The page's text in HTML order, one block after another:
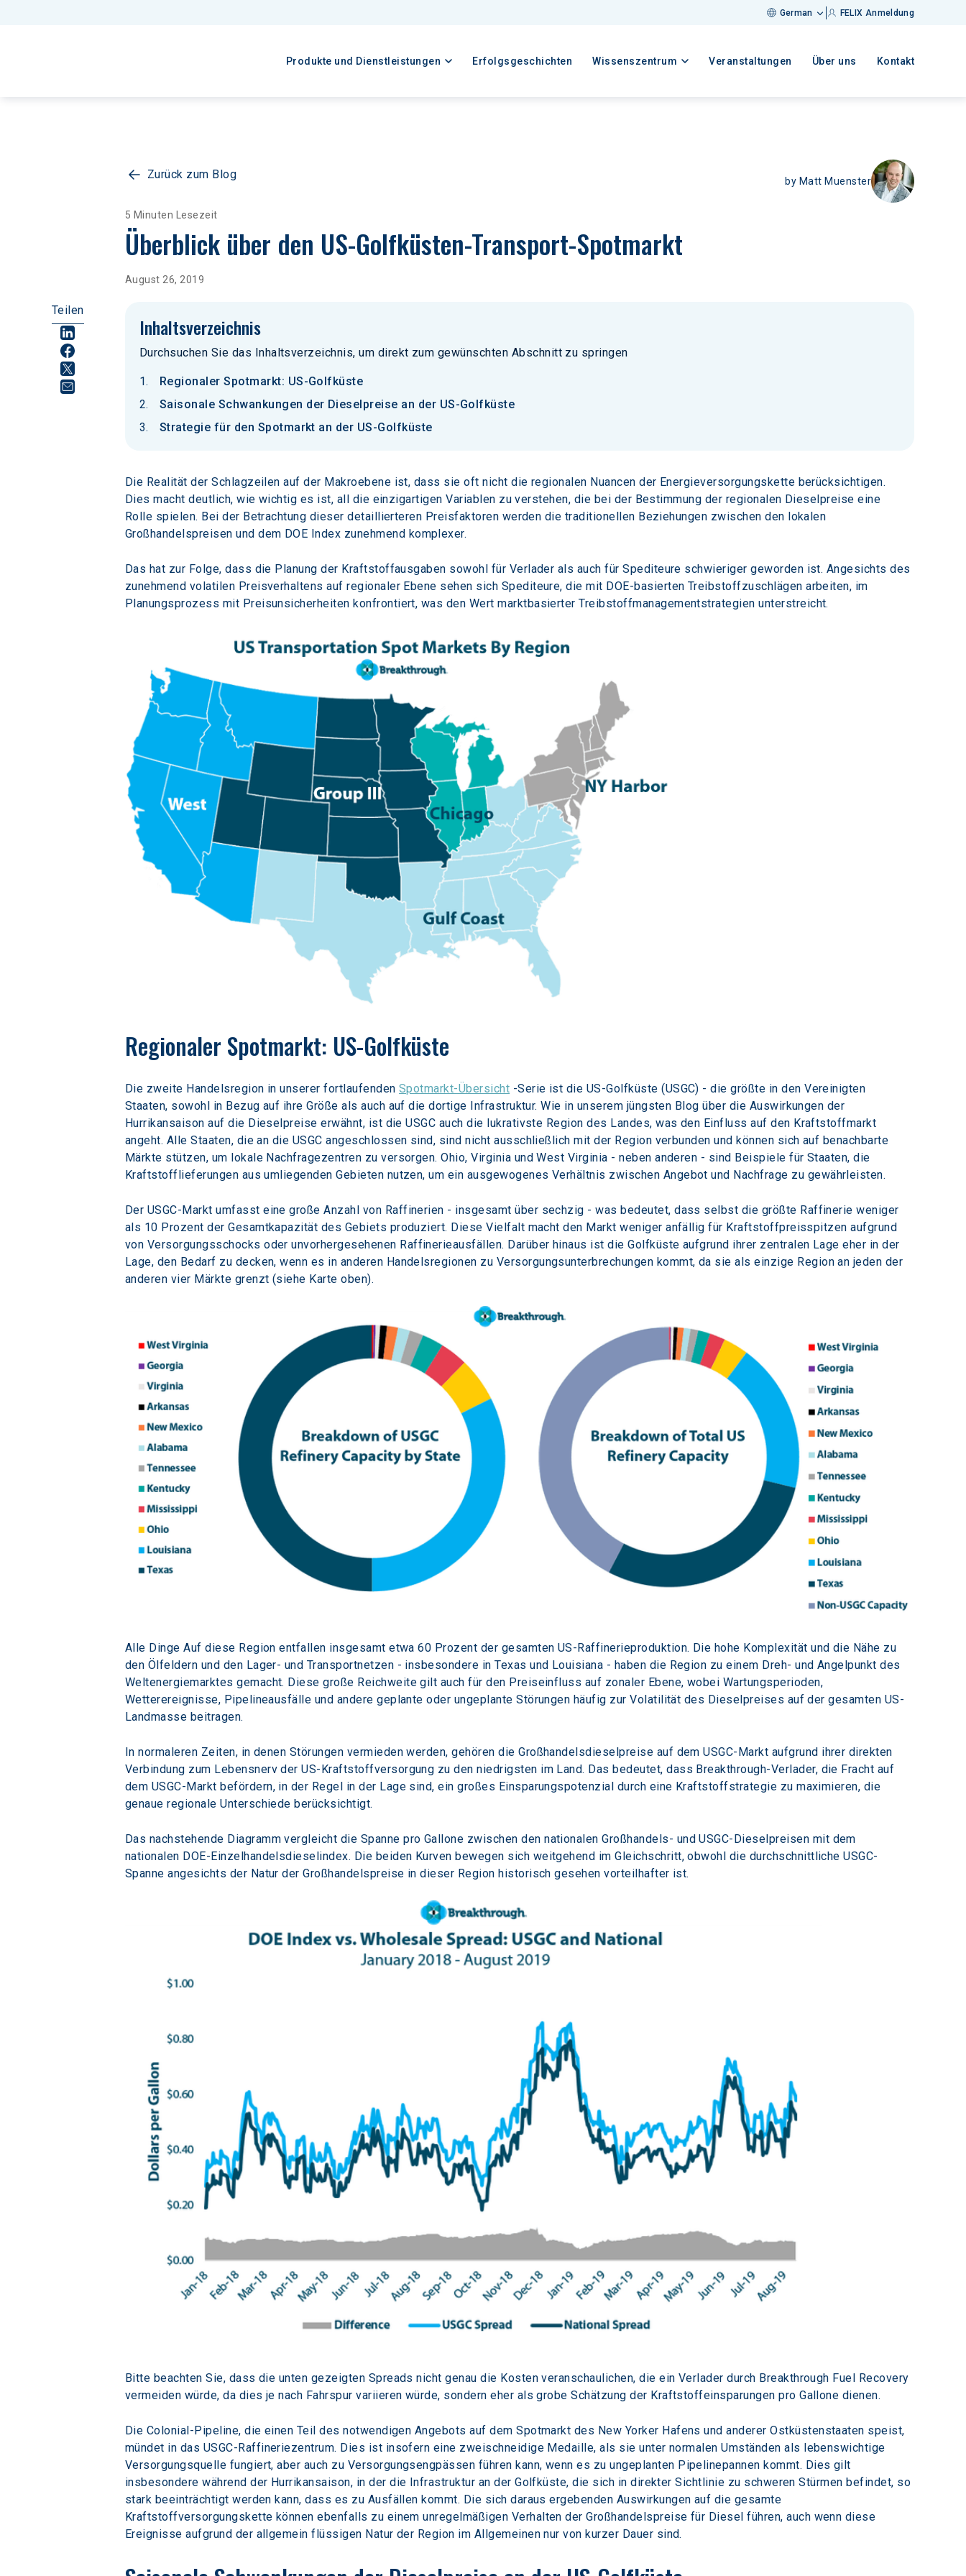
German FELIX Anmeldung
Produkte und Dienstleistungen Erfolgsgeschichten Wissenszentrum Veranstaltungen Über uns Kontakt
Zurück zum Blog by Matt Muenster
5 Minuten Lesezeit
Überblick über den US-Golfküsten-Transport-Spotmarkt
August 26, 2019
Teilen
Inhaltsverzeichnis
Durchsuchen Sie das Inhaltsverzeichnis, um direkt zum gewünschten Abschnitt zu springen
Regionaler Spotmarkt: US-Golfküste
Saisonale Schwankungen der Dieselpreise an der US-Golfküste
Strategie für den Spotmarkt an der US-Golfküste
Die Realität der Schlagzeilen auf der Makroebene ist, dass sie oft nicht die regionalen Nuancen der Energieversorgungskette berücksichtigen.
Dies macht deutlich, wie wichtig es ist, all die einzigartigen Variablen zu verstehen, die bei der Bestimmung der regionalen Dieselpreise eine
Rolle spielen. Bei der Betrachtung dieser detaillierteren Preisfaktoren werden die traditionellen Beziehungen zwischen den lokalen
Großhandelspreisen und dem DOE Index zunehmend komplexer.
Das hat zur Folge, dass die Planung der Kraftstoffausgaben sowohl für Verlader als auch für Spediteure schwieriger geworden ist. Angesichts des
zunehmend volatilen Preisverhaltens auf regionaler Ebene sehen sich Spediteure, die mit DOE-basierten Treibstoffzuschlägen arbeiten, im
Planungsprozess mit Preisunsicherheiten konfrontiert, was den Wert marktbasierter Treibstoffmanagementstrategien unterstreicht.
Regionaler Spotmarkt: US-Golfküste
Die zweite Handelsregion in unserer fortlaufenden Spotmarkt-Übersicht -Serie ist die US-Golfküste (USGC) - die größte in den Vereinigten
Staaten, sowohl in Bezug auf ihre Größe als auch auf die dortige Infrastruktur. Wie in unserem jüngsten Blog über die Auswirkungen der
Hurrikansaison auf die Dieselpreise erwähnt, ist die USGC auch die lukrativste Region des Landes, was den Einfluss auf den Kraftstoffmarkt
angeht. Alle Staaten, die an die USGC angeschlossen sind, sind nicht ausschließlich mit der Region verbunden und können sich auf benachbarte
Märkte stützen, um lokale Nachfragezentren zu versorgen. Ohio, Virginia und West Virginia - neben anderen - sind Beispiele für Staaten, die
Kraftstofflieferungen aus umliegenden Gebieten nutzen, um ein ausgewogenes Verhältnis zwischen Angebot und Nachfrage zu gewährleisten.
Der USGC-Markt umfasst eine große Anzahl von Raffinerien - insgesamt über sechzig - was bedeutet, dass selbst die größte Raffinerie weniger
als 10 Prozent der Gesamtkapazität des Gebiets produziert. Diese Vielfalt macht den Markt weniger anfällig für Kraftstoffpreisspitzen aufgrund
von Versorgungsschocks oder unvorhergesehenen Raffinerieausfällen. Darüber hinaus ist die Golfküste aufgrund ihrer zentralen Lage eher in der
Lage, den Bedarf zu decken, wenn es in anderen Handelsregionen zu Versorgungsunterbrechungen kommt, da sie als einzige Region an jeden der
anderen vier Märkte grenzt (siehe Karte oben).
Alle Dinge Auf diese Region entfallen insgesamt etwa 60 Prozent der gesamten US-Raffinerieproduktion. Die hohe Komplexität und die Nähe zu
den Ölfeldern und den Lager- und Transportnetzen - insbesondere in Texas und Louisiana - haben die Region zu einem Dreh- und Angelpunkt des
Weltenergiemarktes gemacht. Diese große Reichweite gilt auch für den Preiseinfluss auf zonaler Ebene, wobei Wartungsperioden,
Wetterereignisse, Pipelineausfälle und andere geplante oder ungeplante Störungen häufig zur Volatilität des Dieselpreises auf der gesamten US-
Landmasse beitragen.
In normaleren Zeiten, in denen Störungen vermieden werden, gehören die Großhandelsdieselpreise auf dem USGC-Markt aufgrund ihrer direkten
Verbindung zum Lebensnerv der US-Kraftstoffversorgung zu den niedrigsten im Land. Das bedeutet, dass Breakthrough-Verlader, die Fracht auf
dem USGC-Markt befördern, in der Regel in der Lage sind, ein großes Einsparungspotenzial durch eine Kraftstoffstrategie zu maximieren, die
genaue regionale Unterschiede berücksichtigt.
Das nachstehende Diagramm vergleicht die Spanne pro Gallone zwischen den nationalen Großhandels- und USGC-Dieselpreisen mit dem
nationalen DOE-Einzelhandelsdieselindex. Die beiden Kurven bewegen sich weitgehend im Gleichschritt, obwohl die durchschnittliche USGC-
Spanne angesichts der Natur der Großhandelspreise in dieser Region historisch gesehen vorteilhafter ist.
Bitte beachten Sie, dass die unten gezeigten Spreads nicht genau die Kosten veranschaulichen, die ein Verlader durch Breakthrough Fuel Recovery
vermeiden würde, da dies je nach Fahrspur variieren würde, sondern eher als grobe Schätzung der Kraftstoffeinsparungen pro Gallone dienen.
Die Colonial-Pipeline, die einen Teil des notwendigen Angebots auf dem Spotmarkt des New Yorker Hafens und anderer Ostküstenstaaten speist,
mündet in das USGC-Raffineriezentrum. Dies ist insofern eine zweischneidige Medaille, als sie unter normalen Umständen als lebenswichtige
Versorgungsquelle fungiert, aber auch zu Versorgungsengpässen führen kann, wenn es zu ungeplanten Pipelinepannen kommt. Dies gilt
insbesondere während der Hurrikansaison, in der die Infrastruktur an der Golfküste, die sich in direkter Sichtlinie zu schweren Stürmen befindet, so
stark beeinträchtigt werden kann, dass es zu Ausfällen kommt. Die sich daraus ergebenden Auswirkungen auf die gesamte
Kraftstoffversorgungskette können ebenfalls zu einem unregelmäßigen Verhalten der Großhandelspreise für Diesel führen, auch wenn diese
Ereignisse aufgrund der allgemein flüssigen Natur der Region im Allgemeinen nur von kurzer Dauer sind.